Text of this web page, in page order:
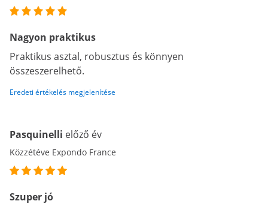
Nagyon praktikus
Praktikus asztal, robusztus és könnyen
összeszerelhető.
Eredeti értékelés megjelenítése
Pasquinelli előző év
Közzétéve Expondo France
Szuper jó